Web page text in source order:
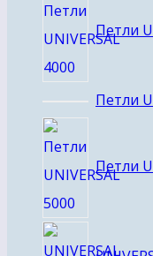
Петли
Петли
Петли